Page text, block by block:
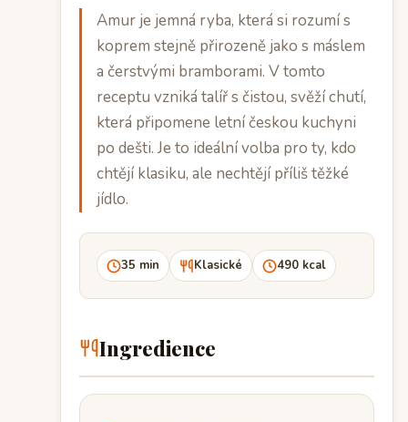
Amur je jemná ryba, která si rozumí s
koprem stejně přirozeně jako s máslem
a čerstvými bramborami. V tomto
receptu vzniká talíř s čistou, svěží chutí,
která připomene letní českou kuchyni
po dešti. Je to ideální volba pro ty, kdo
chtějí klasiku, ale nechtějí příliš těžké
jídlo.
35 min Klasické 490 kcal
Ingredience